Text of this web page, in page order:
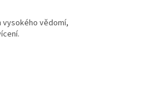
vysokého vědomí,